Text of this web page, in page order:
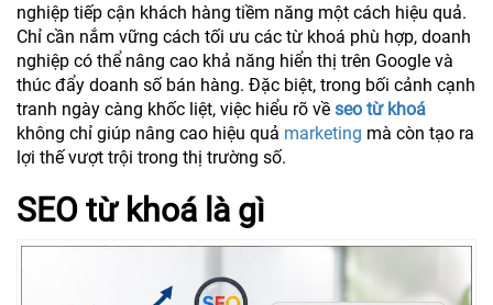
nghiệp tiếp cận khách hàng tiềm năng một cách hiệu quả.
Chỉ cần nắm vững cách tối ưu các từ khoá phù hợp, doanh
nghiệp có thể nâng cao khả năng hiển thị trên Google và
thúc đẩy doanh số bán hàng. Đặc biệt, trong bối cảnh cạnh
tranh ngày càng khốc liệt, việc hiểu rõ về seo từ khoá
không chỉ giúp nâng cao hiệu quả marketing mà còn tạo ra
lợi thế vượt trội trong thị trường số.
SEO từ khoá là gì